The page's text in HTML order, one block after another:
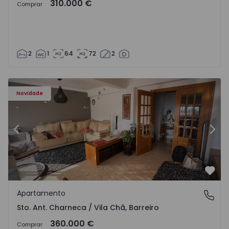
Comprar 310.000 €
2 1 64 72 2
Novidade
- 1573477 - 14
Apartamento T3 Barreiro, Sto. Ant. Charneca / Vila Chã -
Anterior
Sto. Ant. Charneca / Vila Chã, Barreiro
Apartamento
Sto. Ant. Charneca / Vila Chã, Barreiro
Comprar 360.000 €